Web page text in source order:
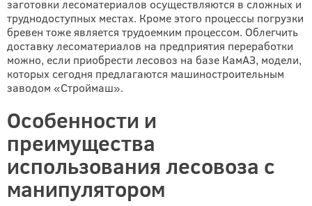
заготовки лесоматериалов осуществляются в сложных и
труднодоступных местах. Кроме этого процессы погрузки
бревен тоже является трудоемким процессом. Облегчить
доставку лесоматериалов на предприятия переработки
можно, если приобрести лесовоз на базе КамАЗ, модели,
которых сегодня предлагаются машиностроительным
заводом «Строймаш».
Особенности и
преимущества
использования лесовоза с
манипулятором